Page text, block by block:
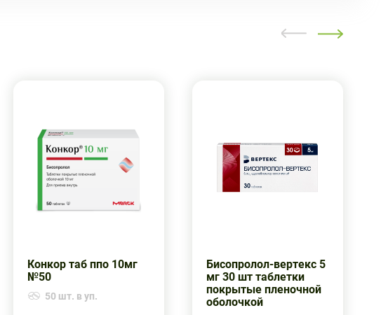
Конкор таб ппо 10мг
№50
50 шт. в уп.
Бисопролол-вертекс 5
мг 30 шт таблетки
покрытые пленочной
оболочкой